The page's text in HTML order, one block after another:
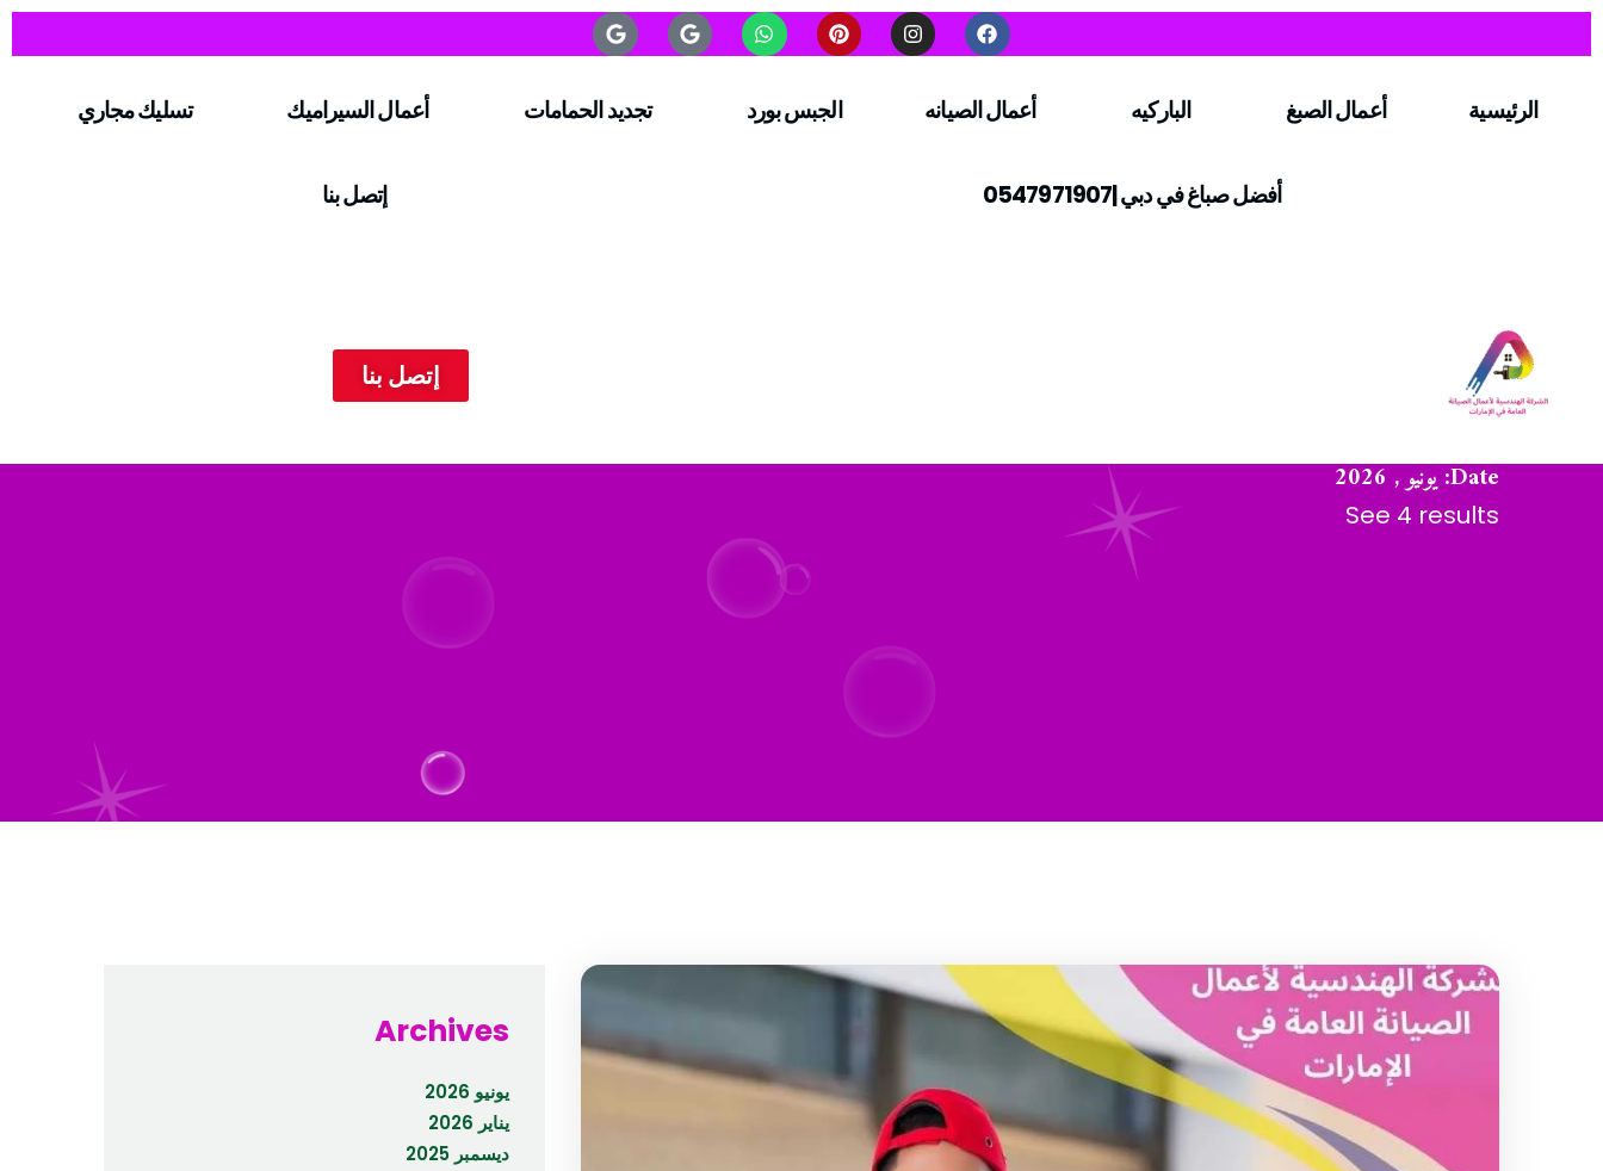
الرئيسية أعمال الصبغ الباركيه أعمال الصيانه الجبس بورد تجديد الحمامات أعمال السيراميك تسليك مجاري
أفضل صباغ في دبي |0547971907 إتصل بنا
إتصل بنا
Date: يونيو , 2026
See 4 results
Archives
يونيو 2026
يناير 2026
ديسمبر 2025